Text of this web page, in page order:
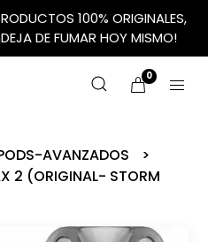
100% ORIGINALES,
DE FUMAR HOY MISMO!
0
AVANZADOS
2 (ORIGINAL- STORM